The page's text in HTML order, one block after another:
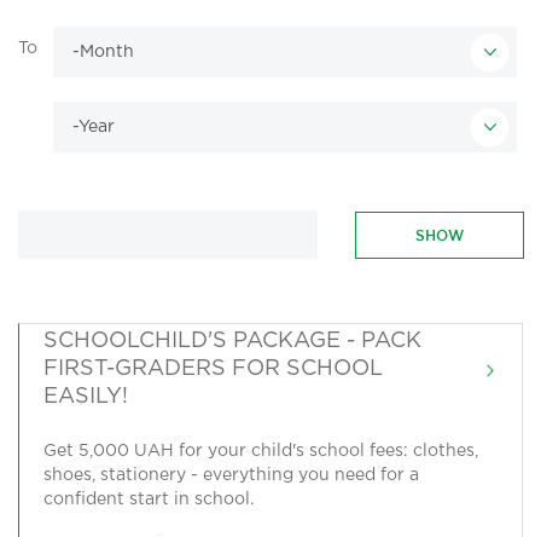
To
SCHOOLCHILD'S PACKAGE - PACK
FIRST-GRADERS FOR SCHOOL
EASILY!
Get 5,000 UAH for your child's school fees: clothes,
shoes, stationery - everything you need for a
confident start in school.